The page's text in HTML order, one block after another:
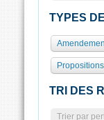
TYPES
TRI DES
Trier par